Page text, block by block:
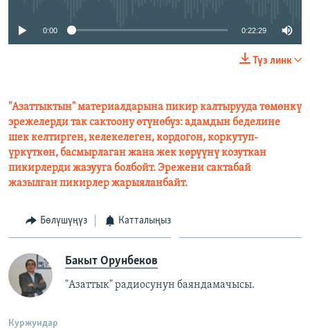
0:00 0:22:29
Түз линк
"Азаттыктын" материалдарына пикир калтырууда төмөнкү
эрежелерди так сактоону өтүнөбүз: адамдын беделине
шек келтирген, келекелеген, кордогон, коркутуп-
үркүткөн, басмырлаган жана жек көрүүнү козуткан
пикирлерди жазууга болбойт. Эрежени сактабай
жазылган пикирлер жарыяланбайт.
Бөлүшүңүз Катталыңыз
Бакыт Орунбеков
"Азаттык" радиосунун баяндамачысы.
Куржундар